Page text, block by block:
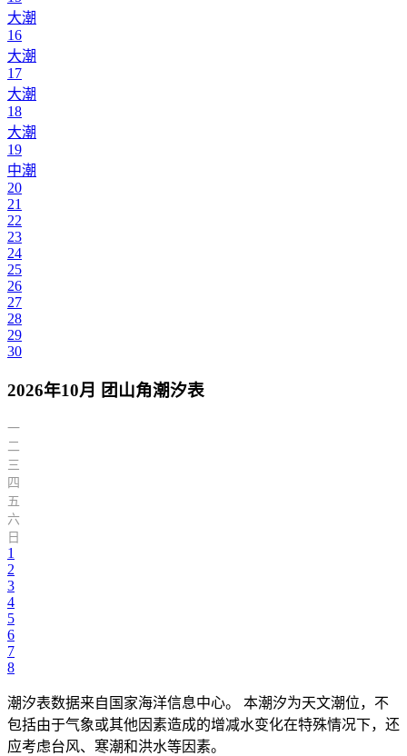
大潮
16
大潮
17
大潮
18
大潮
19
中潮
20
21
22
23
24
25
26
27
28
29
30
2026年10月 团山角潮汐表
一
二
三
四
五
六
日
1
2
3
4
5
6
7
8
潮汐表数据来自国家海洋信息中心。 本潮汐为天文潮位，不
包括由于气象或其他因素造成的增减水变化在特殊情况下，还
应考虑台风、寒潮和洪水等因素。